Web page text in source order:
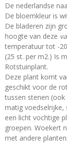
De nederlandse
De bloemkleur is
De bladeren zijn
hoogte van deze
temperatuur tot -
(25 st. per m2.) Is
Rotstuinplant.
Deze plant komt
geschikt voor de
tussen stenen
matig voedselrijke,
een licht vochtige
groepen. Woekert
met andere planten.